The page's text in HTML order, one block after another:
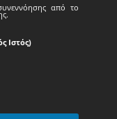
από το
Ιστός)